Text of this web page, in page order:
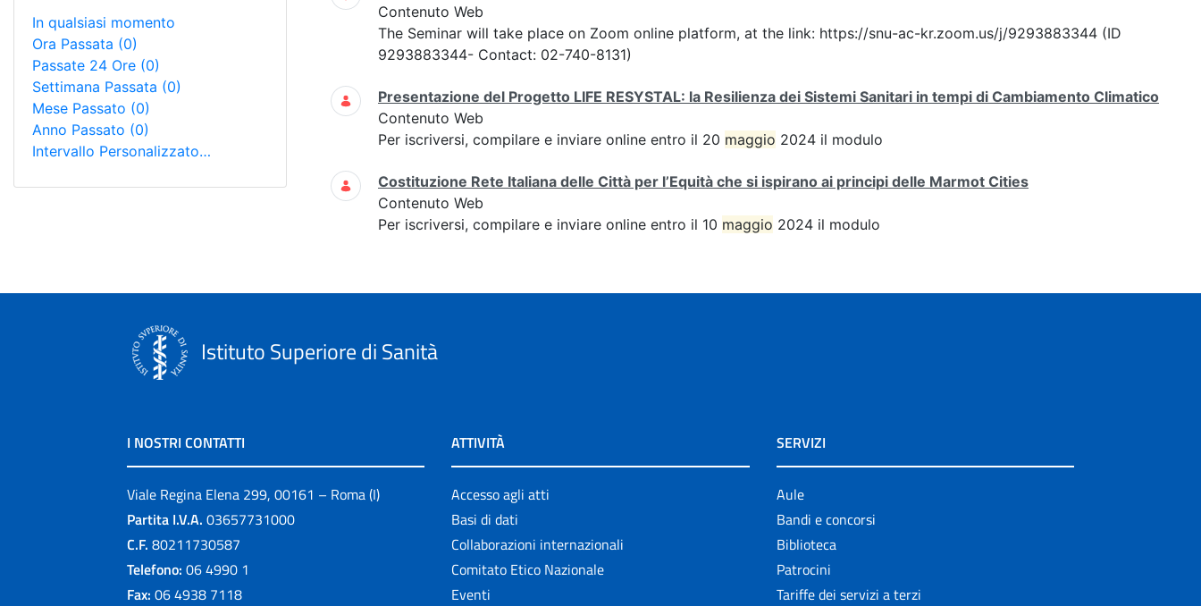
In qualsiasi momento
Ora Passata (0)
Passate 24 Ore (0)
Settimana Passata (0)
Mese Passato (0)
Anno Passato (0)
Intervallo Personalizzato…
Contenuto Web
The Seminar will take place on Zoom online platform, at the link: https://snu-ac-kr.zoom.us/j/9293883344 (ID
9293883344- Contact: 02-740-8131)
Presentazione del Progetto LIFE RESYSTAL: la Resilienza dei Sistemi Sanitari in tempi di Cambiamento Climatico
Contenuto Web
Per iscriversi, compilare e inviare online entro il 20 maggio 2024 il modulo
Costituzione Rete Italiana delle Città per l’Equità che si ispirano ai principi delle Marmot Cities
Contenuto Web
Per iscriversi, compilare e inviare online entro il 10 maggio 2024 il modulo
Istituto Superiore di Sanità
I NOSTRI CONTATTI
Viale Regina Elena 299, 00161 – Roma (I)
Partita I.V.A. 03657731000
C.F. 80211730587
Telefono: 06 4990 1
Fax: 06 4938 7118
ATTIVITÀ
Accesso agli atti
Basi di dati
Collaborazioni internazionali
Comitato Etico Nazionale
Eventi
SERVIZI
Aule
Bandi e concorsi
Biblioteca
Patrocini
Tariffe dei servizi a terzi